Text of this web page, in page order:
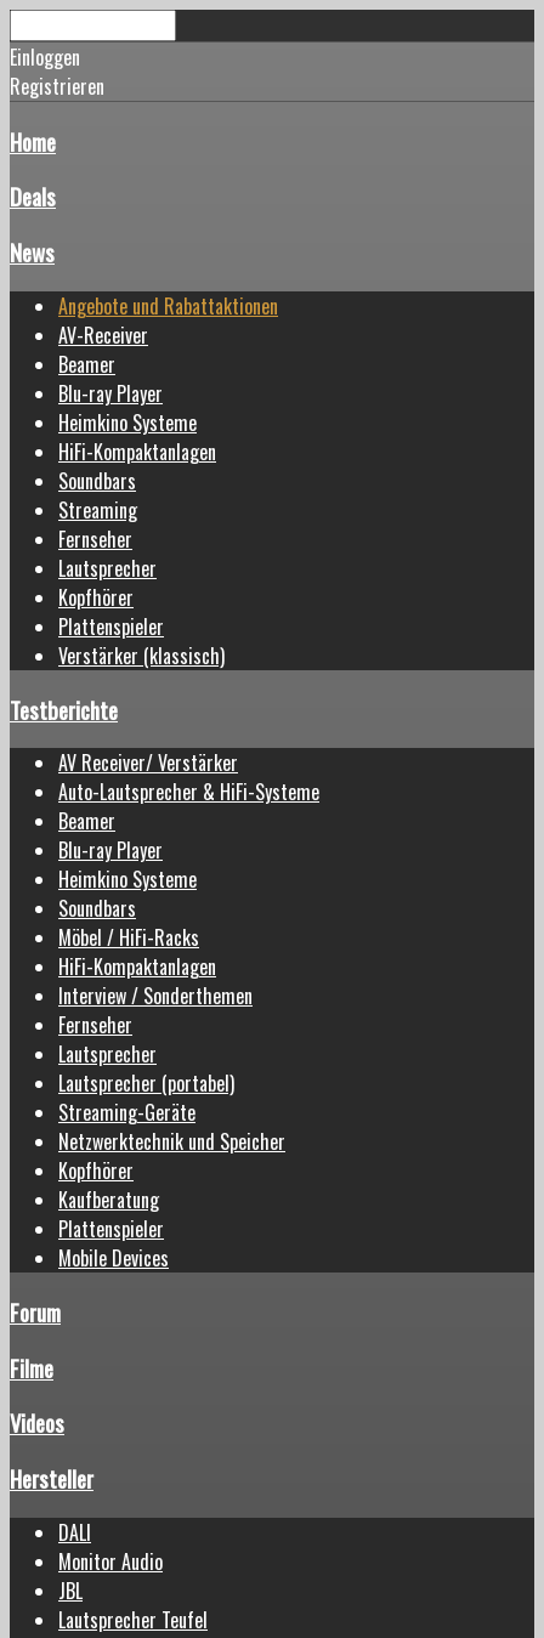
Einloggen
Registrieren
Home
Deals
News
Angebote und Rabattaktionen
AV-Receiver
Beamer
Blu-ray Player
Heimkino Systeme
HiFi-Kompaktanlagen
Soundbars
Streaming
Fernseher
Lautsprecher
Kopfhörer
Plattenspieler
Verstärker (klassisch)
Testberichte
AV Receiver/ Verstärker
Auto-Lautsprecher & HiFi-Systeme
Beamer
Blu-ray Player
Heimkino Systeme
Soundbars
Möbel / HiFi-Racks
HiFi-Kompaktanlagen
Interview / Sonderthemen
Fernseher
Lautsprecher
Lautsprecher (portabel)
Streaming-Geräte
Netzwerktechnik und Speicher
Kopfhörer
Kaufberatung
Plattenspieler
Mobile Devices
Forum
Filme
Videos
Hersteller
DALI
Monitor Audio
JBL
Lautsprecher Teufel